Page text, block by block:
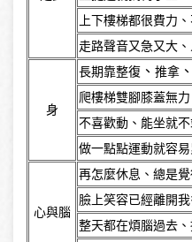
上下樓梯都很費力
走路聲音又急又大
身
長期靠整復 、 推拿 、
爬樓梯雙腳膝蓋無力
不喜歡動 、能坐就
做一點點運動就容
心與腦
再怎麼休息 、總是
臉上笑容已經離開
整天都在煩腦過去